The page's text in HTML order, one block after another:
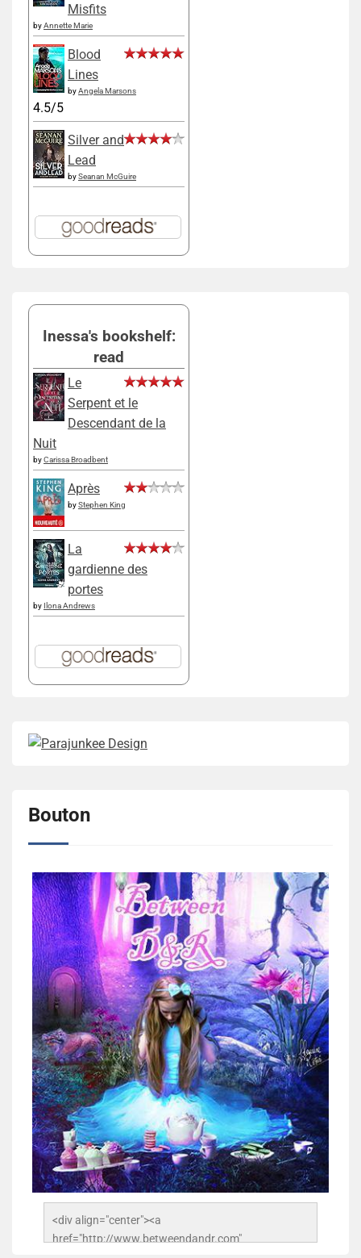
Misfits
byAnnette Marie
Blood
Lines
byAngela Marsons
4.5/5
Silver and
Lead
bySeanan McGuire
Inessa's bookshelf:
read
Le
Serpent et le
Descendant de la
Nuit
byCarissa Broadbent
Après
byStephen King
La
gardienne des
portes
by Ilona Andrews
Bouton
<div align="center"><a
href="http://www.betweendandr.com"